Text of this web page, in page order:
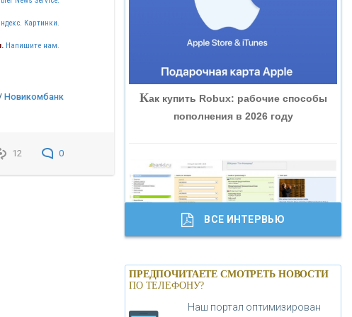
Картинки.
Напишите нам.
Новикомбанк
12 0
«ВНЕШПРОМБАНК»
«БАНК ГЛОБЭКС»
«ТРАСТ»
«ГАЗПРОМБАНК»
«МОСКОВСКИЙ КРЕДИТНЫЙ
БАНК»
Как купить Robux: рабочие способы
пополнения в 2026 году
Банки.ру обновил логотип впервые за
19 лет - «Лента новостей»
ВСЕ ИНТЕРВЬЮ
ПРЕДПОЧИТАЕТЕ СМОТРЕТЬ НОВОСТИ
ПО ТЕЛЕФОНУ?
Наш портал оптимизирован